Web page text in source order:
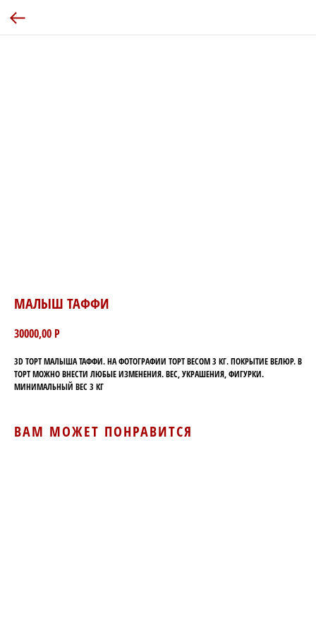
МАЛЫШ ТАФФИ
30000,00 Р
3D ТОРТ МАЛЫША ТАФФИ. НА ФОТОГРАФИИ ТОРТ ВЕСОМ 3 КГ. ПОКРЫТИЕ ВЕЛЮР. В
ТОРТ МОЖНО ВНЕСТИ ЛЮБЫЕ ИЗМЕНЕНИЯ. ВЕС, УКРАШЕНИЯ, ФИГУРКИ.
МИНИМАЛЬНЫЙ ВЕС 3 КГ
ВАМ МОЖЕТ ПОНРАВИТСЯ